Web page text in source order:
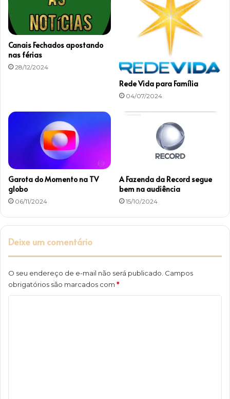
b
r
a
m
a
h
Canais Fechados apostando
nas férias
28/12/2024
Rede Vida para Família
04/07/2024
Garota do Momento na TV
globo
06/11/2024
A Fazenda da Record segue
bem na audiência
15/10/2024
Deixe um comentário
O seu endereço de e-mail não será publicado. Campos
obrigatórios são marcados com *